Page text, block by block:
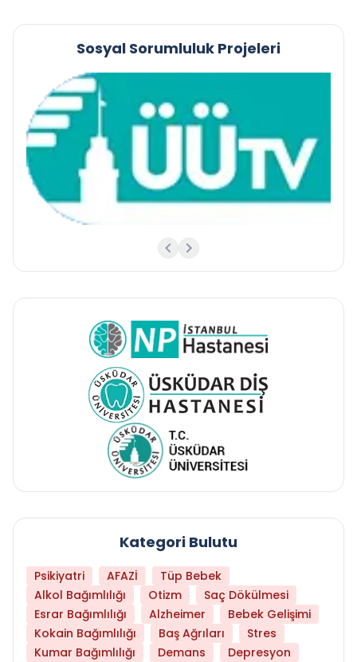
Sosyal Sorumluluk Projeleri
Kategori Bulutu
Psikiyatri AFAZİ
Tüp Bebek
Alkol Bağımlılığı
Otizm
Saç Dökülmesi
Esrar Bağımlılığı
Alzheimer
Bebek Gelişimi
Kokain Bağımlılığı
Baş Ağrıları
Stres
Kumar Bağımlılığı
Demans
Depresyon